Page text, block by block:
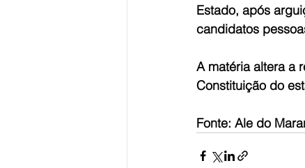
Estado, após
candidatos
A matéria altera a
Constituição do
Fonte: Ale do